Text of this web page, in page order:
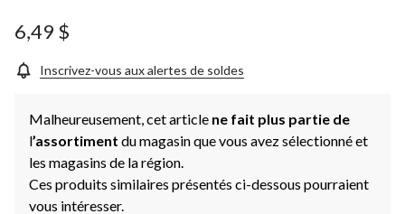
même
page.
6,49 $
Inscrivez-vous aux alertes de soldes
Malheureusement, cet article ne fait plus partie de
l’assortiment du magasin que vous avez sélectionné et
les magasins de la région.
Ces produits similaires présentés ci-dessous pourraient
vous intéresser.